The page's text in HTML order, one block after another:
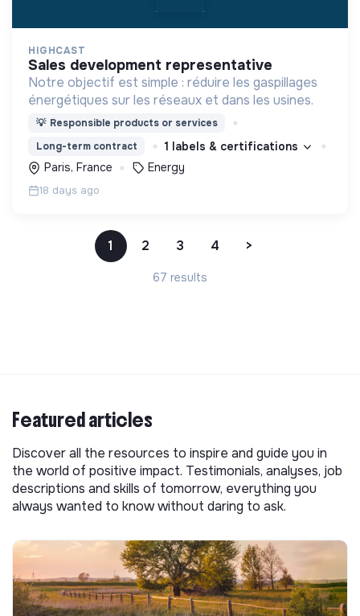
HIGHCAST
sales development representative
Notre objectif est simple : réduire les gaspillages
énergétiques sur les réseaux et dans les usines.
💡 Responsible products or services
Long-term contract
1 labels & certifications
Paris, France
Energy
18 days ago
1 2 3 4 >
67 results
Featured articles
Discover all the resources to inspire and guide you in
the world of positive impact. Testimonials, analyses, job
descriptions and skills of tomorrow, everything you
always wanted to know without daring to ask.